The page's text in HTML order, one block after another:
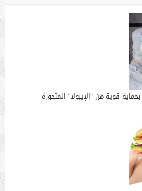
قوية من “الإيبولا” المتحورة